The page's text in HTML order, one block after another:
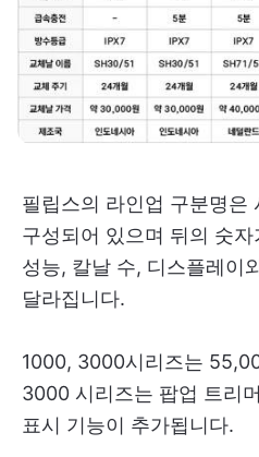
필립스의 라인업 구분명은
구성되어 있으며 뒤의 숫
성능, 칼날 수, 디스플레이
달라집니다.
1000, 3000시리즈는
3000 시리즈는 팝업 트리
표시 기능이 추가됩니다.